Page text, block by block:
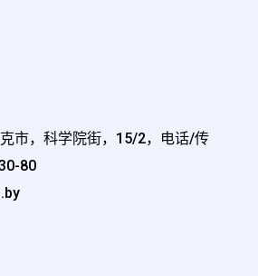
市，科学院街，15/2，电话/传
80